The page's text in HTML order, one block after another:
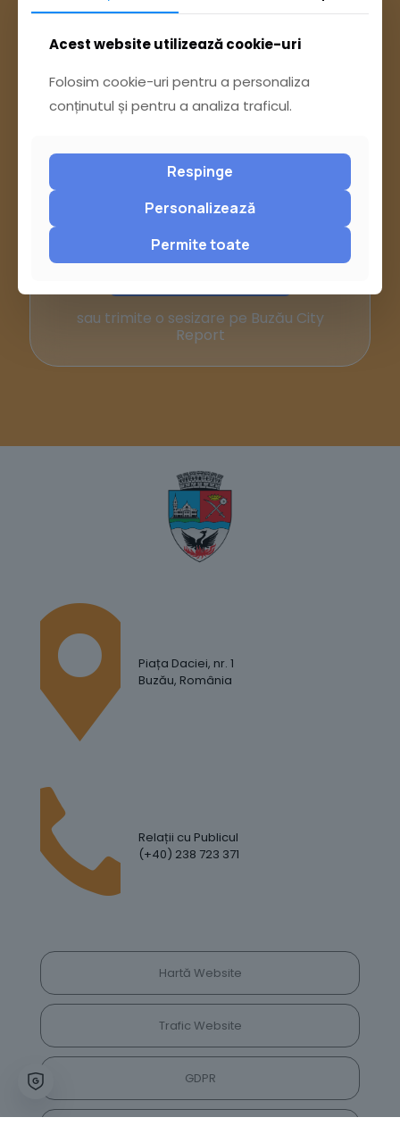
Ai întrebări? Accesează
Pagina Contact
sau trimite o sesizare pe Buzău City
Report
Piața Daciei, nr. 1
Buzău, România
Relații cu Publicul
(+40) 238 723 371
Hartă Website
Trafic Website
GDPR
Acest website utilizează cookie-uri
Folosim cookie-uri pentru a personaliza
conținutul și pentru a analiza traficul.
Respinge
Personalizează
Permite toate